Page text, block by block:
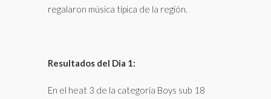
regalaron música típica de la región.
Resultados del Dia 1:
En el heat 3 de la categoría Boys sub 18